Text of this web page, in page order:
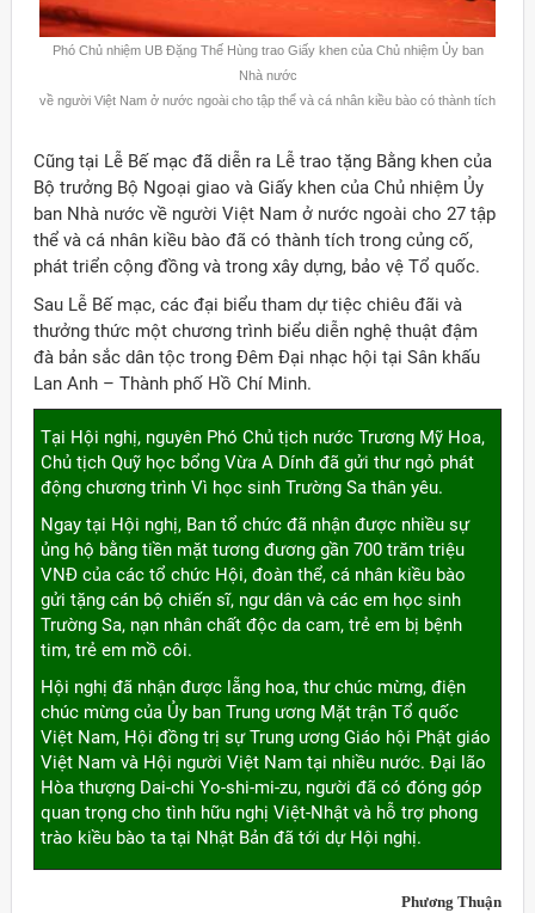
Phó Chủ nhiệm UB Đặng Thế Hùng trao Giấy khen của Chủ nhiệm Ủy ban
Nhà nước
về người Việt Nam ở nước ngoài cho tập thể và cá nhân kiều bào có thành tích
Cũng tại Lễ Bế mạc đã diễn ra Lễ trao tặng Bằng khen của
Bộ trưởng Bộ Ngoại giao và Giấy khen của Chủ nhiệm Ủy
ban Nhà nước về người Việt Nam ở nước ngoài cho 27 tập
thể và cá nhân kiều bào đã có thành tích trong củng cố,
phát triển cộng đồng và trong xây dựng, bảo vệ Tổ quốc.
Sau Lễ Bế mạc, các đại biểu tham dự tiệc chiêu đãi và
thưởng thức một chương trình biểu diễn nghệ thuật đậm
đà bản sắc dân tộc trong Đêm Đại nhạc hội tại Sân khấu
Lan Anh – Thành phố Hồ Chí Minh.
Tại Hội nghị, nguyên Phó Chủ tịch nước Trương Mỹ Hoa,
Chủ tịch Quỹ học bổng Vừa A Dính đã gửi thư ngỏ phát
động chương trình Vì học sinh Trường Sa thân yêu.
Ngay tại Hội nghị, Ban tổ chức đã nhận được nhiều sự
ủng hộ bằng tiền mặt tương đương gần 700 trăm triệu
VNĐ của các tổ chức Hội, đoàn thể, cá nhân kiều bào
gửi tặng cán bộ chiến sĩ, ngư dân và các em học sinh
Trường Sa, nạn nhân chất độc da cam, trẻ em bị bệnh
tim, trẻ em mồ côi.
Hội nghị đã nhận được lẵng hoa, thư chúc mừng, điện
chúc mừng của Ủy ban Trung ương Mặt trận Tổ quốc
Việt Nam, Hội đồng trị sự Trung ương Giáo hội Phật giáo
Việt Nam và Hội người Việt Nam tại nhiều nước. Đại lão
Hòa thượng Dai-chi Yo-shi-mi-zu, người đã có đóng góp
quan trọng cho tình hữu nghị Việt-Nhật và hỗ trợ phong
trào kiều bào ta tại Nhật Bản đã tới dự Hội nghị.
Phương Thuận